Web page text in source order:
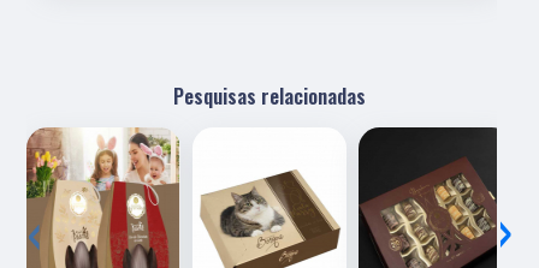
Pesquisas relacionadas
‹ ›